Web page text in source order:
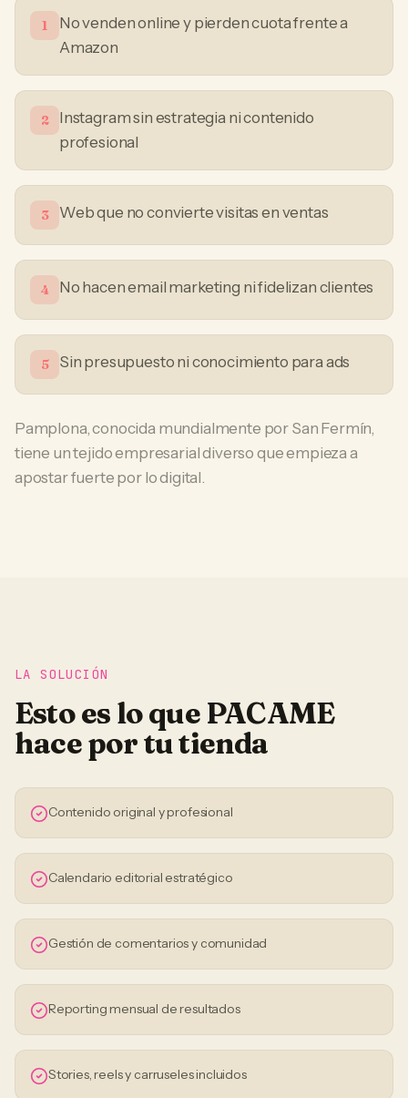
1
No venden online y pierden cuota frente a
Amazon
2
Instagram sin estrategia ni contenido
profesional
3 Web que no convierte visitas en ventas
4 No hacen email marketing ni fidelizan clientes
5 Sin presupuesto ni conocimiento para ads
Pamplona, conocida mundialmente por San Fermín,
tiene un tejido empresarial diverso que empieza a
apostar fuerte por lo digital.
LA SOLUCIÓN
Esto es lo que PACAME
hace por tutienda
Contenido original y profesional
Calendario editorial estratégico
Gestión de comentarios y comunidad
Reporting mensual de resultados
Stories, reels y carruseles incluidos